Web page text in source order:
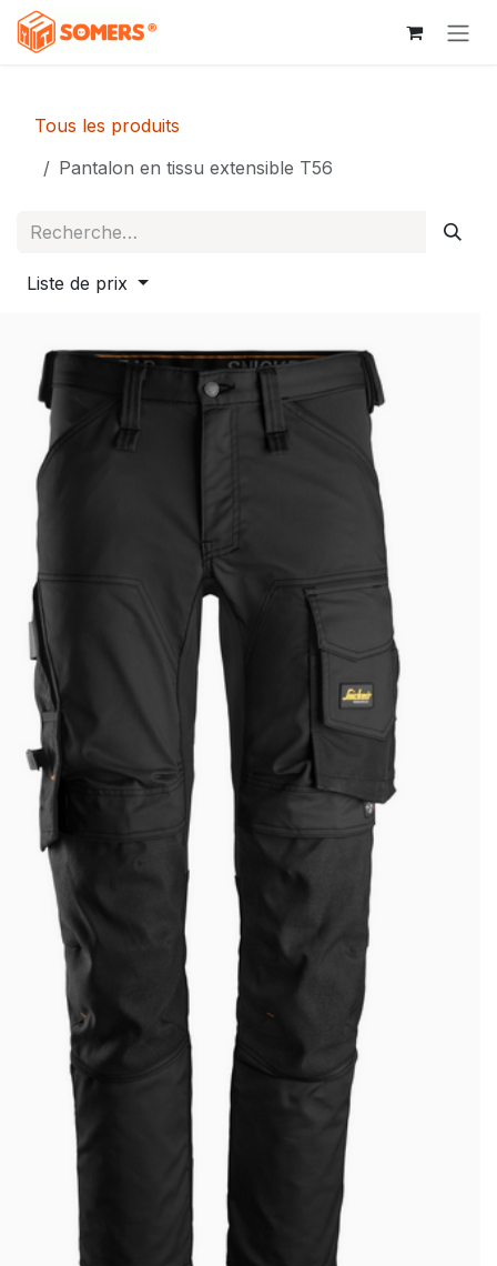
Se rendre au contenu
Tous les produits
Pantalon en tissu extensible T56
Liste de prix